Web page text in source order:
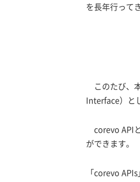
を長年行って
このたび、
Interface）と
corevo API
ができます。
「corevo